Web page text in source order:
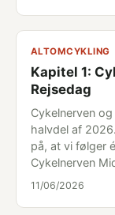
ALTOMCYKLING
Kapitel 1:
Rejsedag
Cykelnerven
halvdel af
på, at vi følger
Cykelnerven
11/06/2026